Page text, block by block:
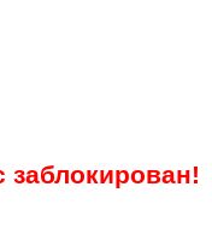
заблокирован!